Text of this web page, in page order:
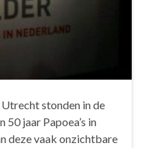
stonden in de
50 jaar Papoea’s in
deze vaak onzichtbare